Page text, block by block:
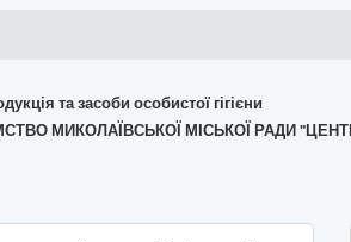
та засоби особистої гігієни
МИКОЛАЇВСЬКОЇ МІСЬКОЇ РАДИ